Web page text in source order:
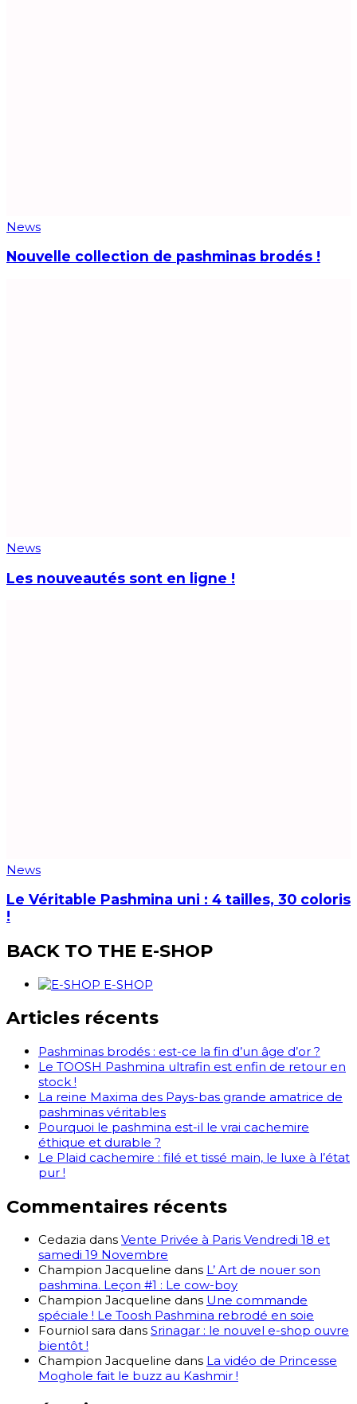
News
Nouvelle collection de pashminas brodés !
News
Les nouveautés sont en ligne !
News
Le Véritable Pashmina uni : 4 tailles, 30 coloris
!
BACK TO THE E-SHOP
E-SHOP
Articles récents
Pashminas brodés : est-ce la fin d’un âge d’or ?
Le TOOSH Pashmina ultrafin est enfin de retour en
stock !
La reine Maxima des Pays-bas grande amatrice de
pashminas véritables
Pourquoi le pashmina est-il le vrai cachemire
éthique et durable ?
Le Plaid cachemire : filé et tissé main, le luxe à l’état
pur !
Commentaires récents
Cedazia dans Vente Privée à Paris Vendredi 18 et
samedi 19 Novembre
Champion Jacqueline dans L’ Art de nouer son
pashmina. Leçon #1 : Le cow-boy
Champion Jacqueline dans Une commande
spéciale ! Le Toosh Pashmina rebrodé en soie
Fourniol sara dans Srinagar : le nouvel e-shop ouvre
bientôt !
Champion Jacqueline dans La vidéo de Princesse
Moghole fait le buzz au Kashmir !